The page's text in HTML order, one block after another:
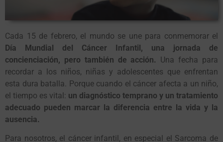
Cada 15 de febrero, el mundo se une para conmemorar el
Día Mundial del Cáncer Infantil, una jornada de
concienciación, pero también de acción. Una fecha para
recordar a los niños, niñas y adolescentes que enfrentan
esta dura batalla. Porque cuando el cáncer afecta a un niño,
el tiempo es vital: un diagnóstico temprano y un tratamiento
adecuado pueden marcar la diferencia entre la vida y la
ausencia.
Para nosotros, el cáncer infantil, en especial el Sarcoma de